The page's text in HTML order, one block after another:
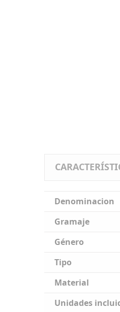
Denominacion
Gramaje
Género
Tipo
Material
Unidades